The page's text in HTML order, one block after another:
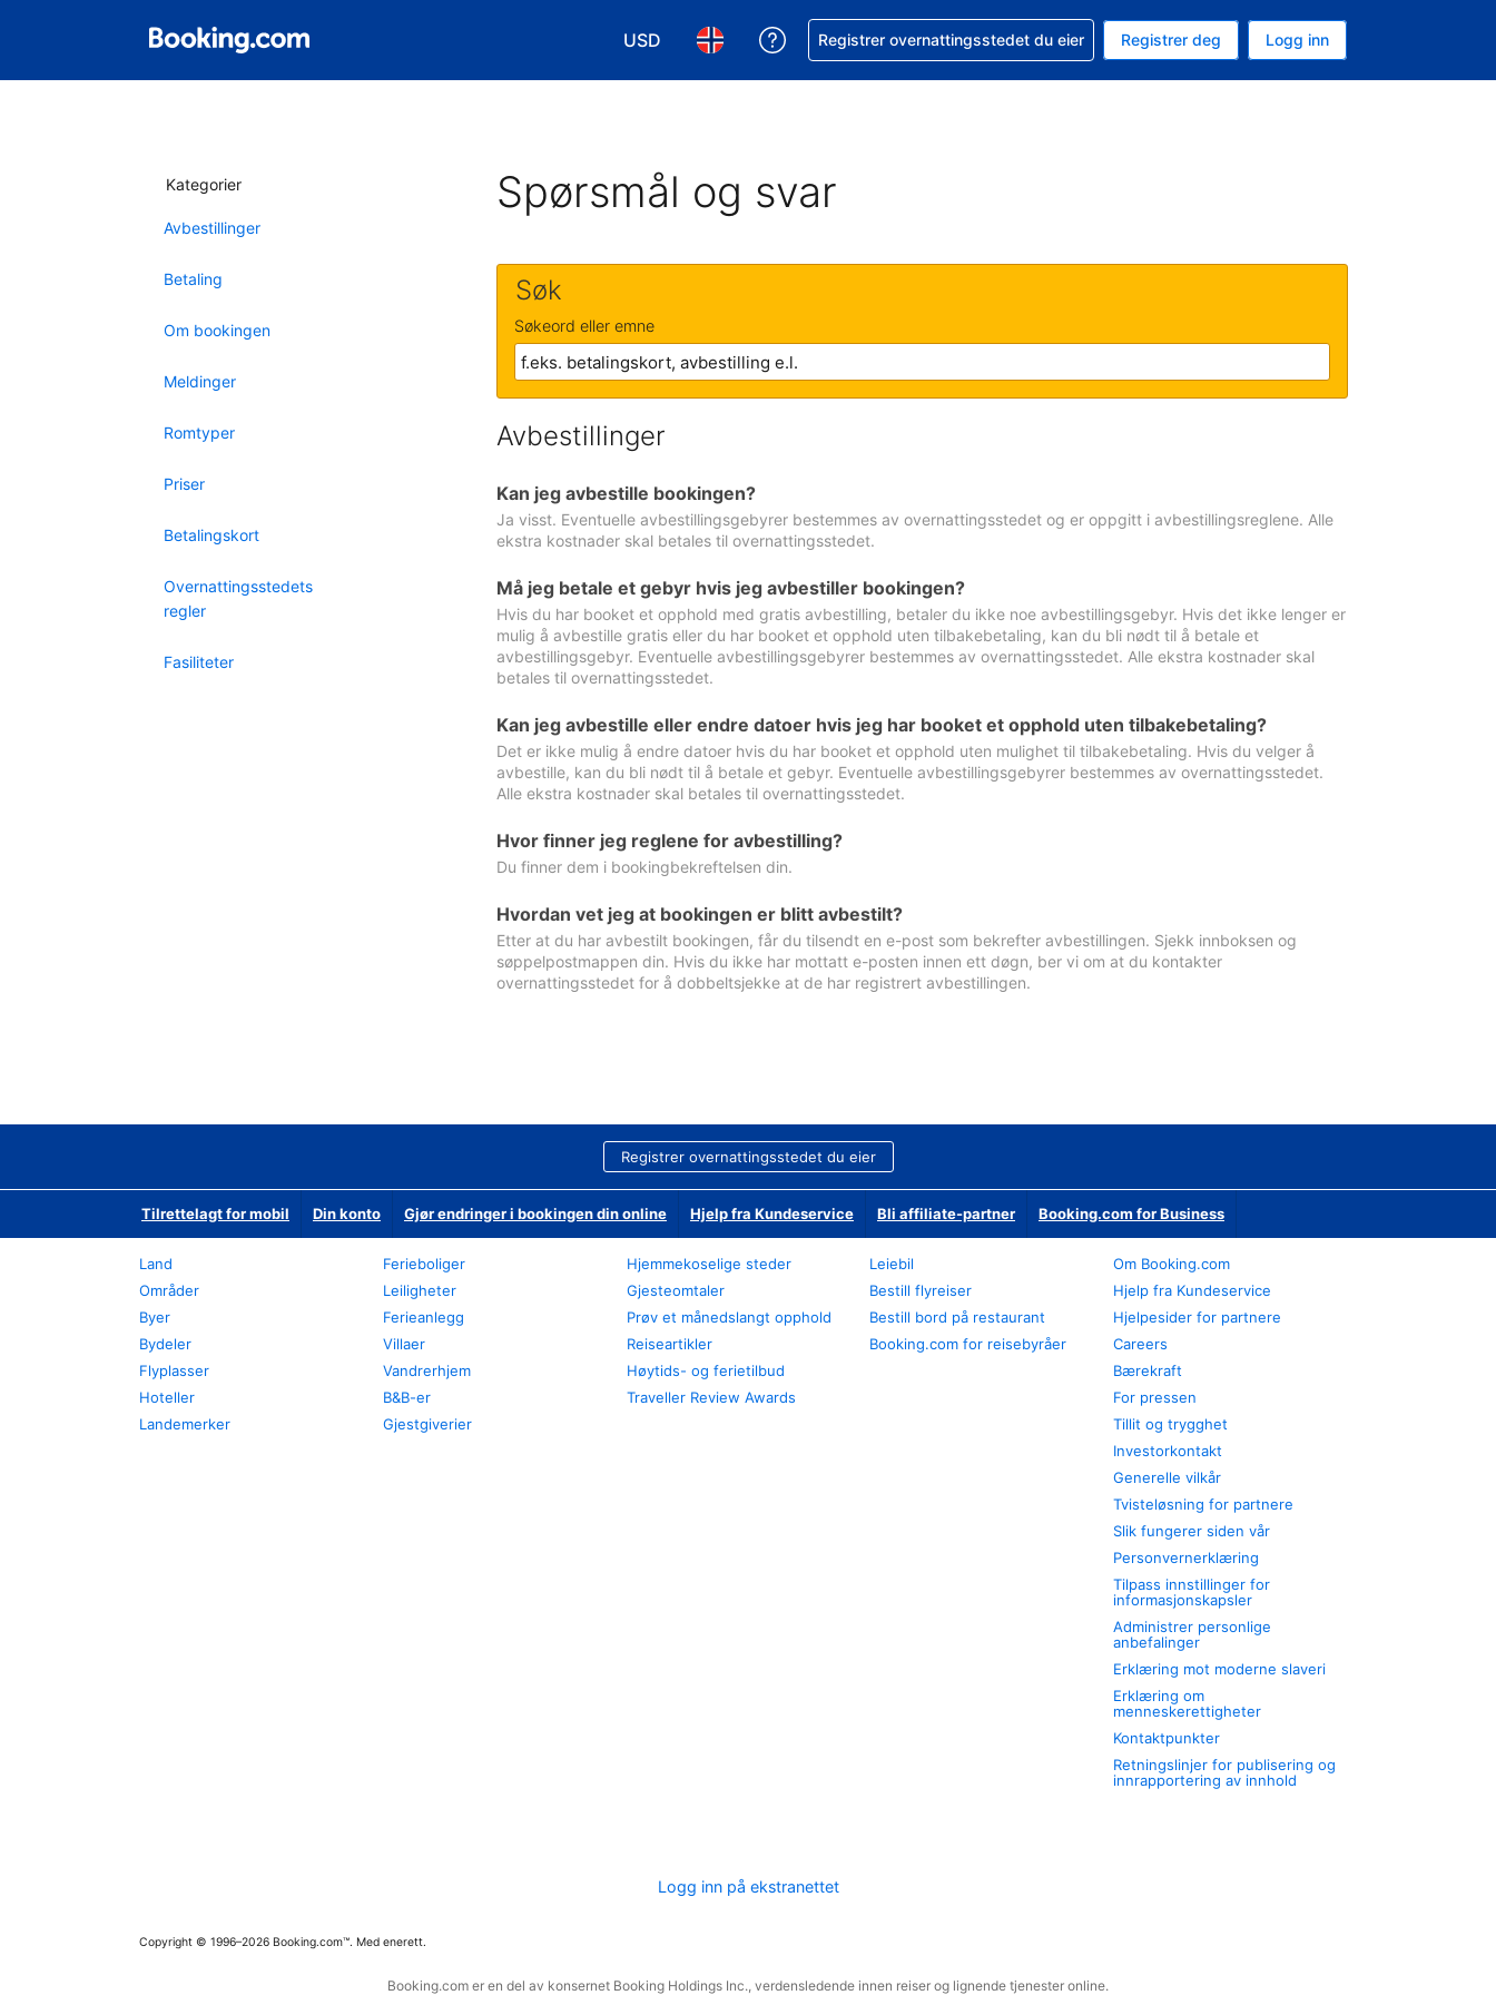
USD
Velg valuta. Du har valgt Amerikansk dollar som valuta
Velg språk. Du har valgt Norsk som språk
Få hjelp med bookingen din
Registrer overnattingsstedet du eier Registrer deg Logg inn
Kategorier
Avbestillinger
Betaling
Om bookingen
Meldinger
Romtyper
Priser
Betalingskort
Overnattingsstedets
regler
Fasiliteter
Spørsmål og svar
Søk
Søkeord eller emne
Avbestillinger
Kan jeg avbestille bookingen?
Ja visst. Eventuelle avbestillingsgebyrer bestemmes av overnattingsstedet og er oppgitt i avbestillingsreglene. Alle
ekstra kostnader skal betales til overnattingsstedet.
Må jeg betale et gebyr hvis jeg avbestiller bookingen?
Hvis du har booket et opphold med gratis avbestilling, betaler du ikke noe avbestillingsgebyr. Hvis det ikke lenger er
mulig å avbestille gratis eller du har booket et opphold uten tilbakebetaling, kan du bli nødt til å betale et
avbestillingsgebyr. Eventuelle avbestillingsgebyrer bestemmes av overnattingsstedet. Alle ekstra kostnader skal
betales til overnattingsstedet.
Kan jeg avbestille eller endre datoer hvis jeg har booket et opphold uten tilbakebetaling?
Det er ikke mulig å endre datoer hvis du har booket et opphold uten mulighet til tilbakebetaling. Hvis du velger å
avbestille, kan du bli nødt til å betale et gebyr. Eventuelle avbestillingsgebyrer bestemmes av overnattingsstedet.
Alle ekstra kostnader skal betales til overnattingsstedet.
Hvor finner jeg reglene for avbestilling?
Du finner dem i bookingbekreftelsen din.
Hvordan vet jeg at bookingen er blitt avbestilt?
Etter at du har avbestilt bookingen, får du tilsendt en e-post som bekrefter avbestillingen. Sjekk innboksen og
søppelpostmappen din. Hvis du ikke har mottatt e-posten innen ett døgn, ber vi om at du kontakter
overnattingsstedet for å dobbeltsjekke at de har registrert avbestillingen.
Registrer overnattingsstedet du eier
Tilrettelagt for mobil Din konto Gjør endringer i bookingen din online Hjelp fra Kundeservice Bli affiliate-partner Booking.com for Business
Land
Områder
Byer
Bydeler
Flyplasser
Hoteller
Landemerker
Ferieboliger
Leiligheter
Ferieanlegg
Villaer
Vandrerhjem
B&B-er
Gjestgiverier
Hjemmekoselige steder
Gjesteomtaler
Prøv et månedslangt opphold
Reiseartikler
Høytids- og ferietilbud
Traveller Review Awards
Leiebil
Bestill flyreiser
Bestill bord på restaurant
Booking.com for reisebyråer
Om Booking.com
Hjelp fra Kundeservice
Hjelpesider for partnere
Careers
Bærekraft
For pressen
Tillit og trygghet
Investorkontakt
Generelle vilkår
Tvisteløsning for partnere
Slik fungerer siden vår
Personvernerklæring
Tilpass innstillinger for
informasjonskapsler
Administrer personlige
anbefalinger
Erklæring mot moderne slaveri
Erklæring om
menneskerettigheter
Kontaktpunkter
Retningslinjer for publisering og
innrapportering av innhold
Logg inn på ekstranettet
Copyright © 1996–2026 Booking.com™. Med enerett.
Booking.com er en del av konsernet Booking Holdings Inc., verdensledende innen reiser og lignende tjenester online.